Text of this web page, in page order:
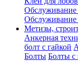
Обслуживание
Обслуживание
Метизы,
Анкерная
болт с гайкой
Болты Болты с